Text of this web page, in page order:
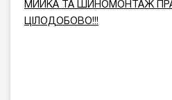
МИЙКА ТА ШИНОМОНТАЖ
ЦІЛОДОБОВО!!!